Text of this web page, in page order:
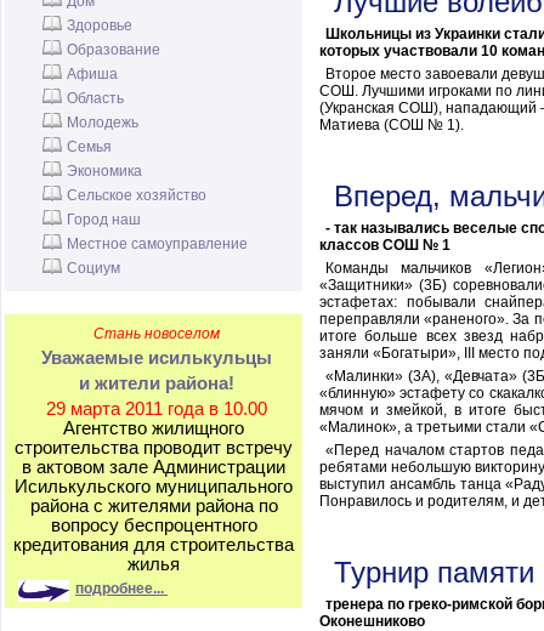
Здоровье
Образование
Афиша
Область
Молодежь
Семья
Экономика
Сельское хозяйство
Город наш
Местное самоуправление
Социум
Стань новоселом
Уважаемые исилькульцы
и жители района!
29 марта 2011 года в 10.00
Агентство жилищного
строительства проводит встречу
в актовом зале Администрации
Исилькульского муниципального
района с жителями района по
вопросу беспроцентного
кредитования для строительства
жилья
подробнее...
Школьницы из Украинки
которых участвовали 10
Второе место завоевали
СОШ. Лучшими игроками по
(Укранская СОШ), нападающий
Матиева (СОШ № 1).
Вперед,
- так назывались веселые
классов СОШ № 1
Команды мальчиков
«Защитники» (3Б)
эстафетах: побывали
переправляли «раненого». За
итоге больше всех звезд
заняли «Богатыри», III место
«Малинки» (3А), «Девчата»
«блинную» эстафету со
мячом и змейкой, в итоге
«Малинок», а третьими стали
«Перед началом стартов
ребятами небольшую
выступил ансамбль танца
Понравилось и родителям, и
Турнир
тренера по греко-римской
Оконешниково